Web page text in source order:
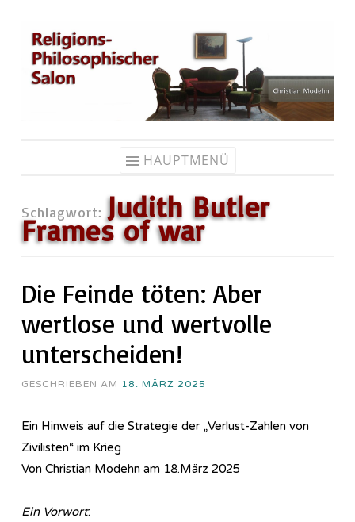
Zum
Inhalt
springen
HAUPTMENÜ
Schlagwort: Judith Butler
Frames of war
Die Feinde töten: Aber
wertlose und wertvolle
unterscheiden!
GESCHRIEBEN AM 18. MÄRZ 2025
Ein Hinweis auf die Strategie der „Verlust-Zahlen von
Zivilisten“ im Krieg
Von Christian Modehn am 18.März 2025
Ein Vorwort: